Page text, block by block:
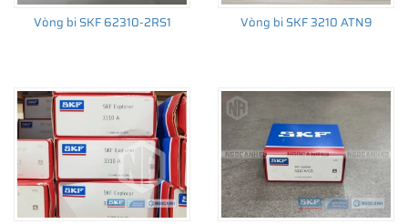
Vòng bi SKF 62310-2RS1 Vòng bi SKF 3210 ATN9